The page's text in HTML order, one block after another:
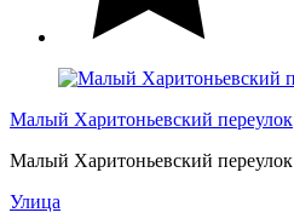
Малый Харитоньевский переулок
Малый Харитоньевский переулок
Улица